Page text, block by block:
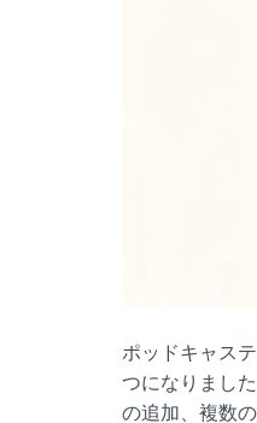
ポッドキャス
つになりまし
の追加、複数